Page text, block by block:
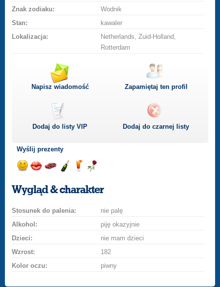
Znak zodiaku:
Wodnik
Stan:
kawaler
Lokalizacja:
Netherlands, Zuid-Holland,
Rotterdam
Napisz wiadomość Zapamiętaj ten profil
Dodaj do listyVIP Dodaj do czarnej listy
Wyślij prezenty
uśmiech
buziakasamochodem
szampana
drinka
różę
Wygląd & charakter
Stosunek do palenia:
nie palę
Alkohol:
piję okazyjnie
Dzieci:
nie mam dzieci
Wzrost:
182
Kolor oczu:
piwny